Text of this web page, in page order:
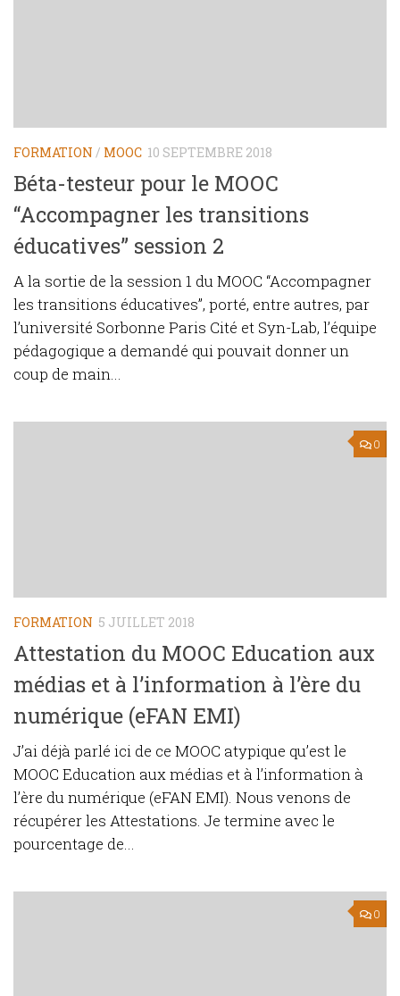
FORMATION / MOOC 10 SEPTEMBRE 2018
Béta-testeur pour le MOOC
“Accompagner les transitions
éducatives” session 2
A la sortie de la session 1 du MOOC “Accompagner
les transitions éducatives”, porté, entre autres, par
l’université Sorbonne Paris Cité et Syn-Lab, l’équipe
pédagogique a demandé qui pouvait donner un
coup de main...
0
FORMATION 5 JUILLET 2018
Attestation du MOOC Education aux
médias et à l’information à l’ère du
numérique (eFAN EMI)
J’ai déjà parlé ici de ce MOOC atypique qu’est le
MOOC Education aux médias et à l’information à
l’ère du numérique (eFAN EMI). Nous venons de
récupérer les Attestations. Je termine avec le
pourcentage de...
0